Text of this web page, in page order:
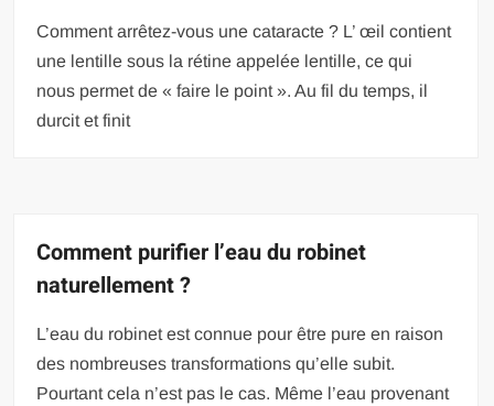
Comment arrêtez-vous une cataracte ? L’ œil contient
une lentille sous la rétine appelée lentille, ce qui
nous permet de « faire le point ». Au fil du temps, il
durcit et finit
Comment purifier l’eau du robinet
naturellement ?
L’eau du robinet est connue pour être pure en raison
des nombreuses transformations qu’elle subit.
Pourtant cela n’est pas le cas. Même l’eau provenant